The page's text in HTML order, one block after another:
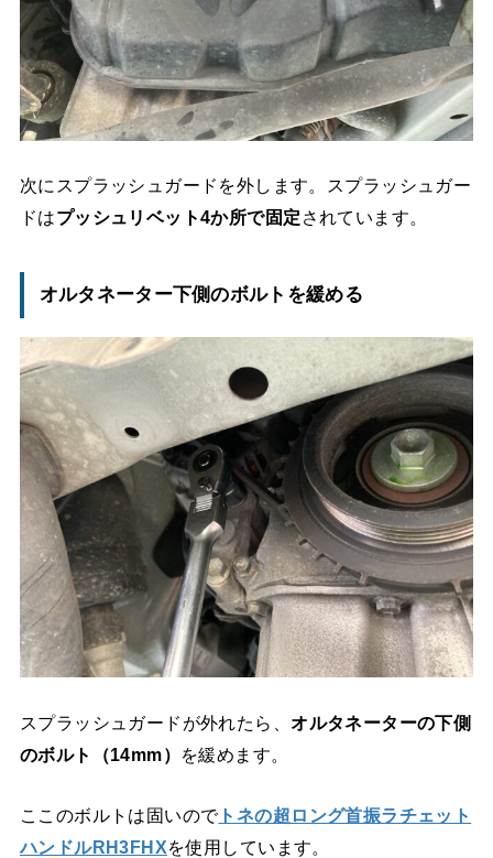
次にスプラッシュガードを外します。スプラッシュガー
ドはプッシュリベット4か所で固定 されています。
オルタネーター下側のボルトを緩める
スプラッシュガードが外れたら、 オルタネーターの下側
のボルト（14mm）
を緩めます。
ここのボルトは固いのでトネの超ロング首振ラチェット
ハンドルRH3FHXを使用しています。